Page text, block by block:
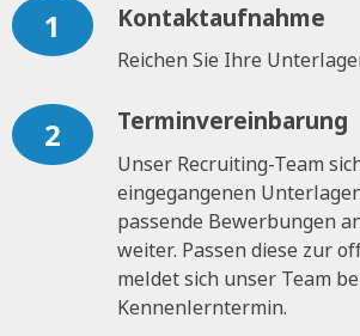
1 Kontaktaufnahme
Reichen Sie Ihre
2 Terminvereinbarung
Unser Recruiting-Team
eingegangenen
passende Bewerbungen
weiter. Passen diese zur
meldet sich unser Team
Kennenlerntermin.